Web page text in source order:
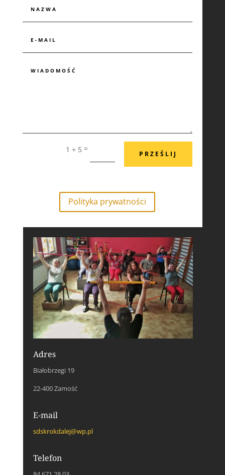
1 + 5 =
PRZEŚLIJ
Polityka prywatności
Adres
Białobrzegi 19
22-400 Zamość
E-mail
sdskrokdalej@wp.pl
Telefon